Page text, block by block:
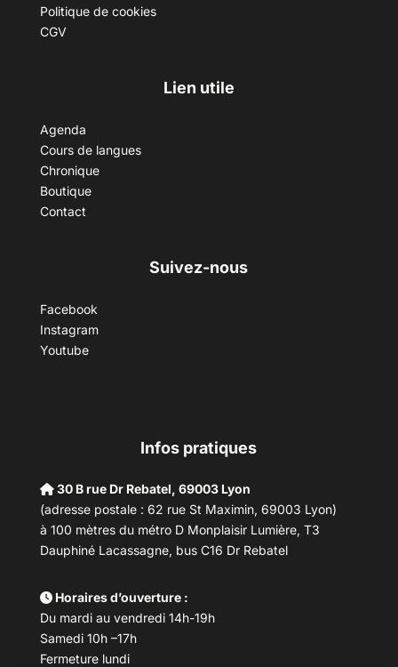
Politique de cookies
CGV
Lien utile
Agenda
Cours de langues
Chronique
Boutique
Contact
Suivez-nous
Facebook
Instagram
Youtube
Infos pratiques
30 B rue Dr Rebatel, 69003 Lyon
(adresse postale : 62 rue St Maximin, 69003 Lyon)
à 100 mètres du métro D Monplaisir Lumière, T3
Dauphiné Lacassagne, bus C16 Dr Rebatel
Horaires d’ouverture :
Du mardi au vendredi 14h-19h
Samedi 10h –17h
Fermeture lundi